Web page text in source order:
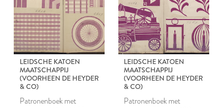
LEIDSCHE KATOEN
MAATSCHAPPIJ
(VOORHEEN DE HEYDER
& CO)
Patronenboek met
LEIDSCHE KATOEN
MAATSCHAPPIJ
(VOORHEEN DE HEYDER
& CO)
Patronenboek met